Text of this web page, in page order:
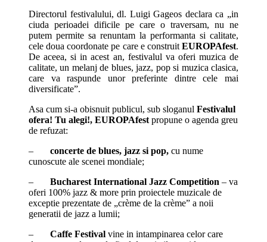
Directorul festivalului, dl. Luigi Gageos declara ca „in
ciuda perioadei dificile pe care o traversam, nu ne
putem permite sa renuntam la performanta si calitate,
cele doua coordonate pe care e construit EUROPAfest.
De aceea, si in acest an, festivalul va oferi muzica de
calitate, un melanj de blues, jazz, pop si muzica clasica,
care va raspunde unor preferinte dintre cele mai
diversificate”.
Asa cum si-a obisnuit publicul, sub sloganul Festivalul
ofera! Tu alegi!, EUROPAfest propune o agenda greu
de refuzat:
– concerte de blues, jazz si pop, cu nume
cunoscute ale scenei mondiale;
– Bucharest International Jazz Competition – va
oferi 100% jazz & more prin proiectele muzicale de
exceptie prezentate de „crème de la crème” a noii
generatii de jazz a lumii;
– Caffe Festival vine in intampinarea celor care